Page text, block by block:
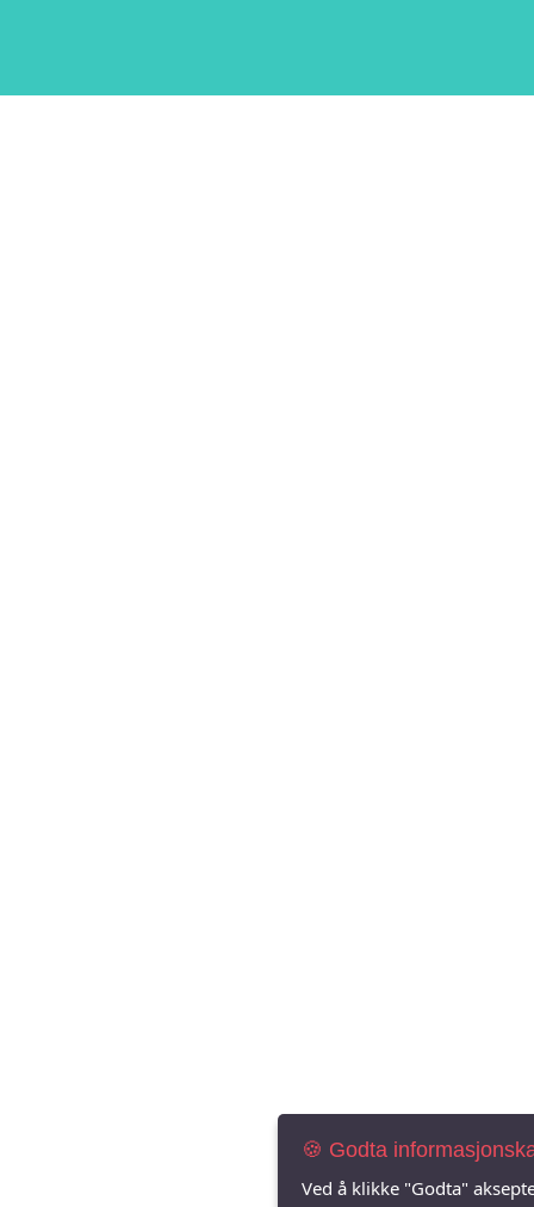
🍪 Godta
Ved å klikke "Godta"